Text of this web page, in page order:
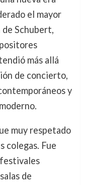
el mayor
Schubert,
más allá
de concierto,
y
muy respetado
colegas. Fue
de